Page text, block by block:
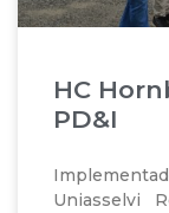
HC
PD&I
Uniasselvi